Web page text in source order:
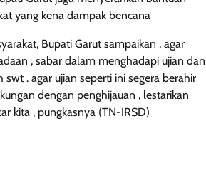
yang kena dampak bencana
Bupati Garut sampaikan , agar
, sabar dalam menghadapi ujian dan
. agar ujian seperti ini segera berahir
dengan penghijauan , lestarikan
kita , pungkasnya (TN-IRSD)